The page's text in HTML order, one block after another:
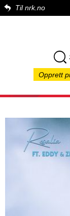
Til nrk.no
Opprett